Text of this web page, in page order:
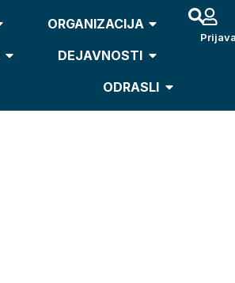
ORGANIZACIJA
DEJAVNOSTI
ODRASLI